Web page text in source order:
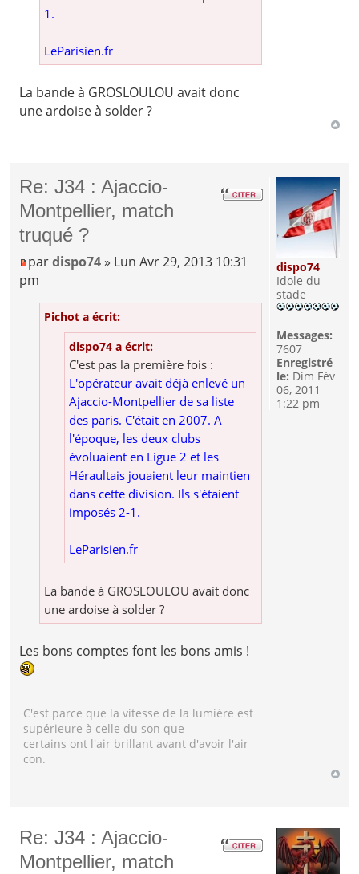
1.
LeParisien.fr
La bande à GROSLOULOU avait donc
une ardoise à solder ?
Re: J34 : Ajaccio-
Montpellier, match
truqué ?
pardispo74 » Lun Avr 29, 2013 10:31
pm
Pichot a écrit:
dispo74 a écrit:
C'est pas la première fois :
L'opérateur avait déjà enlevé un
Ajaccio-Montpellier de sa liste
des paris. C'était en 2007. A
l'époque, les deux clubs
évoluaient en Ligue 2 et les
Héraultais jouaient leur maintien
dans cette division. Ils s'étaient
imposés 2-1.
LeParisien.fr
La bande à GROSLOULOU avait donc
une ardoise à solder ?
Les bons comptes font les bons amis !
C'est parce que la vitesse de la lumière est
supérieure à celle du son que
certains ont l'air brillant avant d'avoir l'air
con.
dispo74
Idole du
stade
Messages:
7607
Enregistré
le: Dim Fév
06, 2011
1:22 pm
Re: J34 : Ajaccio-
Montpellier, match